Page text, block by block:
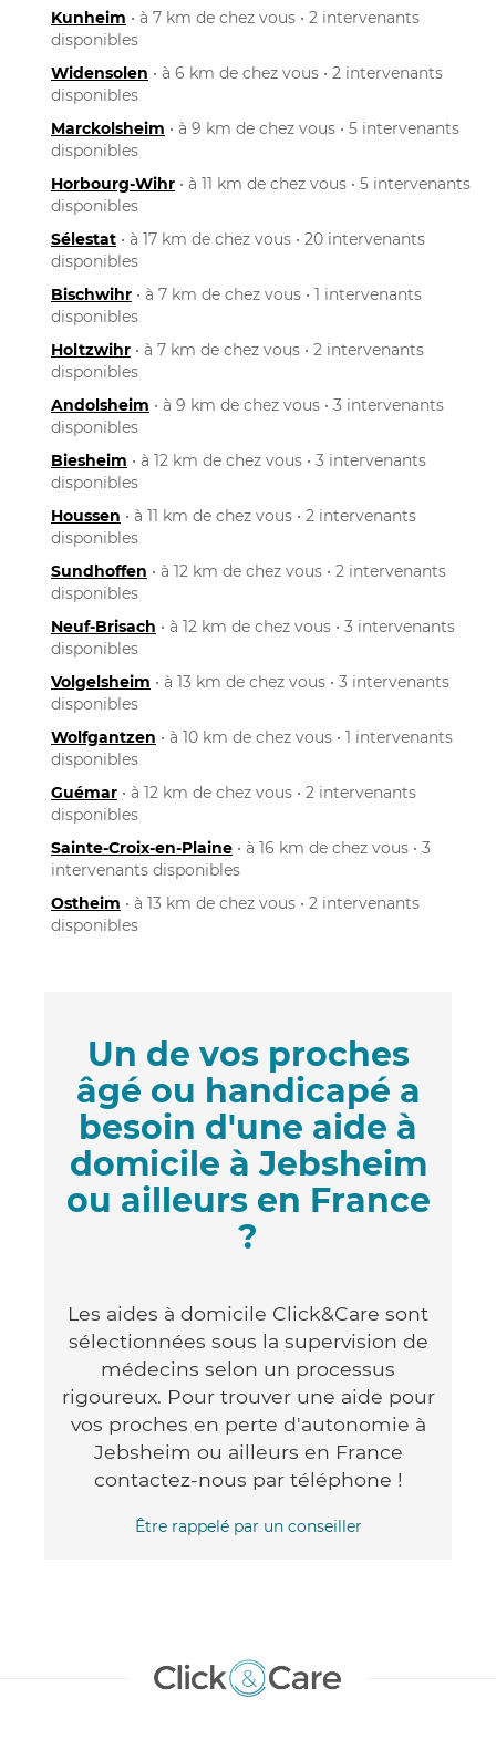
Kunheim • à 7 km de chez vous • 2 intervenants
disponibles
Widensolen • à 6 km de chez vous • 2 intervenants
disponibles
Marckolsheim • à 9 km de chez vous • 5 intervenants
disponibles
Horbourg-Wihr • à 11 km de chez vous • 5 intervenants
disponibles
Sélestat • à 17 km de chez vous • 20 intervenants
disponibles
Bischwihr • à 7 km de chez vous • 1 intervenants
disponibles
Holtzwihr • à 7 km de chez vous • 2 intervenants
disponibles
Andolsheim • à 9 km de chez vous • 3 intervenants
disponibles
Biesheim • à 12 km de chez vous • 3 intervenants
disponibles
Houssen • à 11 km de chez vous • 2 intervenants
disponibles
Sundhoffen • à 12 km de chez vous • 2 intervenants
disponibles
Neuf-Brisach • à 12 km de chez vous • 3 intervenants
disponibles
Volgelsheim • à 13 km de chez vous • 3 intervenants
disponibles
Wolfgantzen • à 10 km de chez vous • 1 intervenants
disponibles
Guémar • à 12 km de chez vous • 2 intervenants
disponibles
Sainte-Croix-en-Plaine • à 16 km de chez vous • 3
intervenants disponibles
Ostheim • à 13 km de chez vous • 2 intervenants
disponibles
Un de vos proches
âgé ou handicapé a
besoin d'une aide à
domicile à Jebsheim
ou ailleurs en France
?
Les aides à domicile Click&Care sont
sélectionnées sous la supervision de
médecins selon un processus
rigoureux. Pour trouver une aide pour
vos proches en perte d'autonomie à
Jebsheim ou ailleurs en France
contactez-nous par téléphone !
Être rappelé par un conseiller